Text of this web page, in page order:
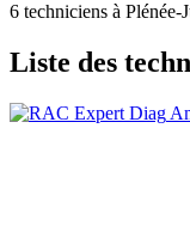
6 techniciens à Plénée-
Liste des